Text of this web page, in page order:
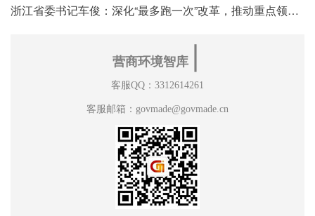
浙江省委书记车俊：深化“最多跑一次”改革，推动重点领域改革
营商环境智库
客服QQ：3312614261
客服邮箱：govmade@govmade.cn